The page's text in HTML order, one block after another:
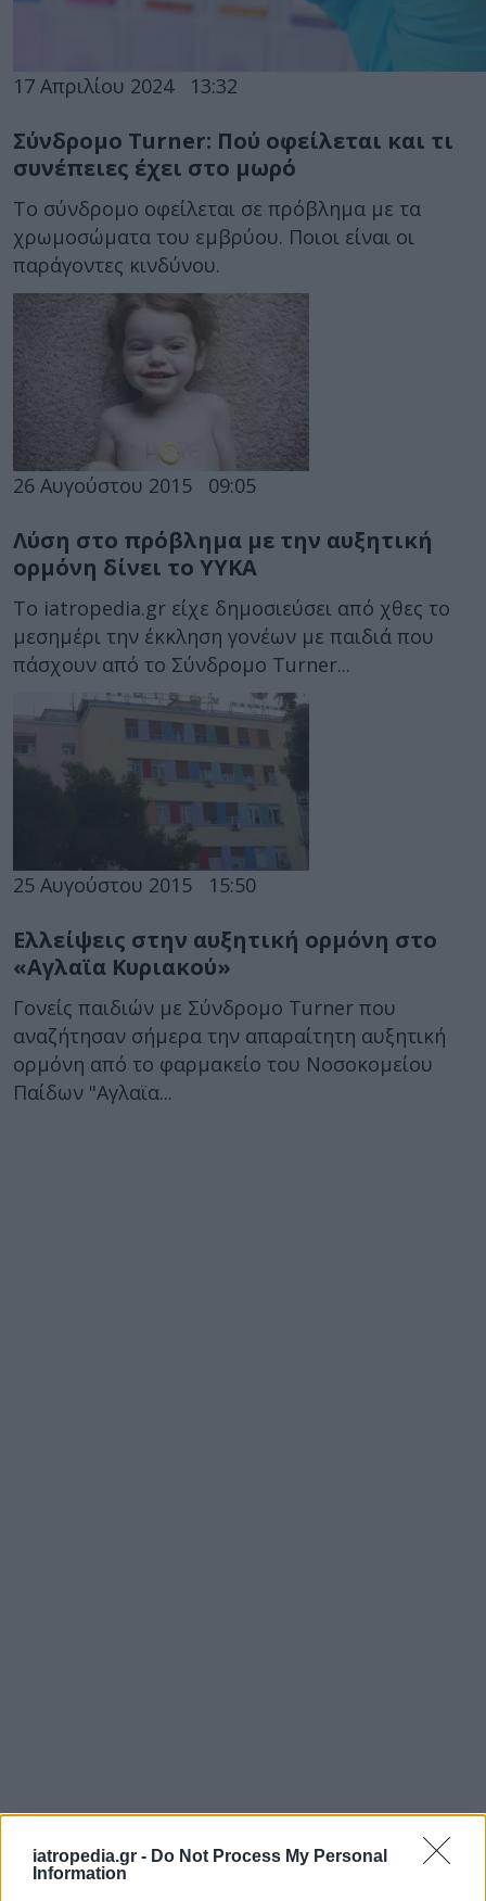
iatropedia.gr - Do Not Process My Personal
Information
17 Απριλίου 2024 13:32
Σύνδρομο Turner: Πού οφείλεται και τι
συνέπειες έχει στο μωρό
Το σύνδρομο οφείλεται σε πρόβλημα με τα
χρωμοσώματα του εμβρύου. Ποιοι είναι οι
παράγοντες κινδύνου.
26 Αυγούστου 2015 09:05
Λύση στο πρόβλημα με την αυξητική
ορμόνη δίνει το ΥΥΚΑ
To iatropedia.gr είχε δημοσιεύσει από χθες το
μεσημέρι την έκκληση γονέων με παιδιά που
πάσχουν από το Σύνδρομο Turner...
25 Αυγούστου 2015 15:50
Ελλείψεις στην αυξητική ορμόνη στο
«Αγλαϊα Κυριακού»
Γονείς παιδιών με Σύνδρομο Turner που
αναζήτησαν σήμερα την απαραίτητη αυξητική
ορμόνη από το φαρμακείο του Νοσοκομείου
Παίδων "Αγλαϊα...